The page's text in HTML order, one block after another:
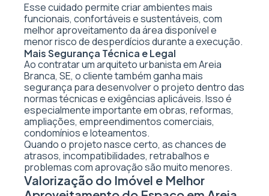
Esse cuidado permite criar ambientes mais
funcionais, confortáveis e sustentáveis, com
melhor aproveitamento da área disponível e
menor risco de desperdícios durante a execução.
Mais Segurança Técnica e Legal
Ao contratar um arquiteto urbanista em Areia
Branca, SE, o cliente também ganha mais
segurança para desenvolver o projeto dentro das
normas técnicas e exigências aplicáveis. Isso é
especialmente importante em obras, reformas,
ampliações, empreendimentos comerciais,
condomínios e loteamentos.
Quando o projeto nasce certo, as chances de
atrasos, incompatibilidades, retrabalhos e
problemas com aprovação são muito menores.
Valorização do Imóvel e Melhor